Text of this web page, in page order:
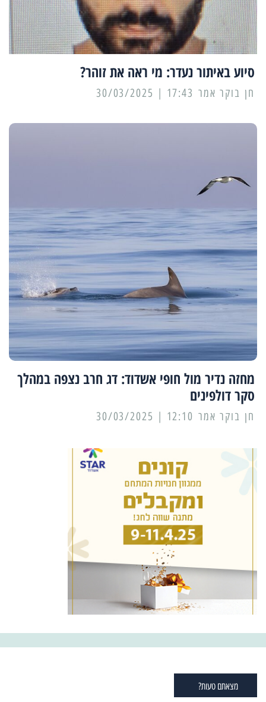
סיוע באיתור נעדר: מי ראה את זוהר?
17:43 | 30/03/2025
מחזה נדיר מול חופי אשדוד: דג חרב נצפה במהלך
סקר דולפינים
12:10 | 30/03/2025
מצאתם טעות?